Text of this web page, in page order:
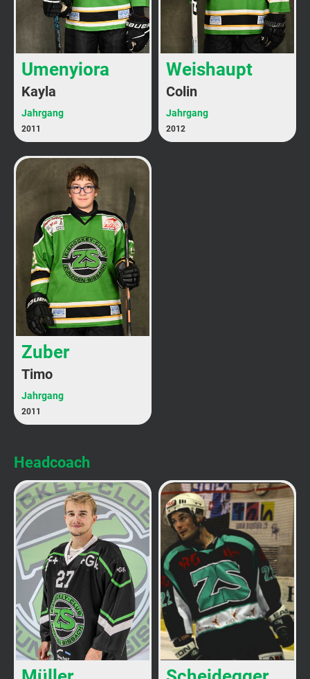
Umenyiora
Kayla
Jahrgang
2011
Weishaupt
Colin
Jahrgang
2012
Zuber
Timo
Jahrgang
2011
Headcoach